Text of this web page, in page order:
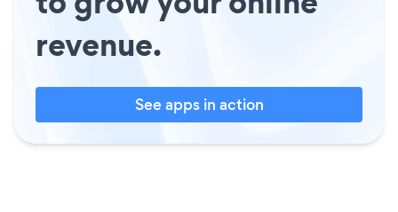
revenue.
See apps in action